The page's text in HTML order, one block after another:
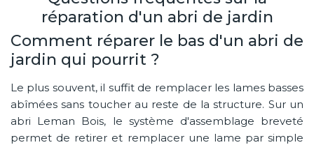
réparation d'un abri de jardin
Comment réparer le bas d'un abri de
jardin qui pourrit ?
Le plus souvent, il suffit de remplacer les lames basses
abîmées sans toucher au reste de la structure. Sur un
abri Leman Bois, le système d'assemblage breveté
permet de retirer et remplacer une lame par simple